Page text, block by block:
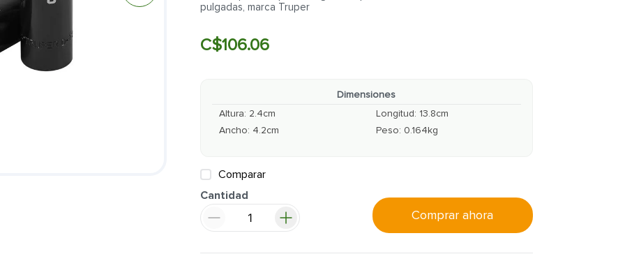
pulgadas, marca Truper
C$106.06
Dimensiones
Altura: 2.4cm Longitud: 13.8cm
Ancho: 4.2cm Peso: 0.164kg
Comparar
Cantidad
Comprar ahora